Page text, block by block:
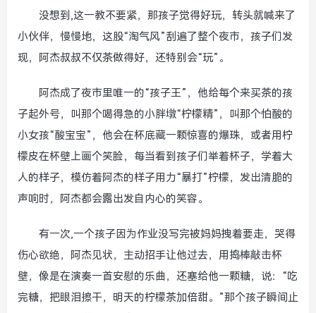
没想到,这一教不要紧，那孩子觉得好玩，转头就喊来了
小伙伴，慢慢地，这股“淘气风”刮遍了整个夜市，孩子们发
现，阿杰叔叔不仅茶做得好，还特别会“玩”。
阿杰成了夜市里唯一的“孩子王”，他给每个来买茶的孩
子起外号，叫那个喝得急的小胖墩“柠檬精”，叫那个怕酸的
小女孩“酸宝宝”，他会在杯底藏一颗惊喜的爆珠，或者用柠
檬皮在杯壁上画个笑脸，每当看到孩子们举着杯子，学着大
人的样子，模仿着阿杰的样子用力“暴打”柠檬，发出清脆的
声响时，阿杰都会露出发自内心的笑容。
有一次,一个孩子因为作业没写完被妈妈拽着要走，哭得
伤心欲绝，阿杰见状，主动招手让他过去，用捣棒敲击杯
壁，像是在演奏一首安慰的乐曲，还塞给他一颗糖，说：“吃
完糖，把眼泪擦干，明天的柠檬茶加倍甜。”那个孩子瞬间止